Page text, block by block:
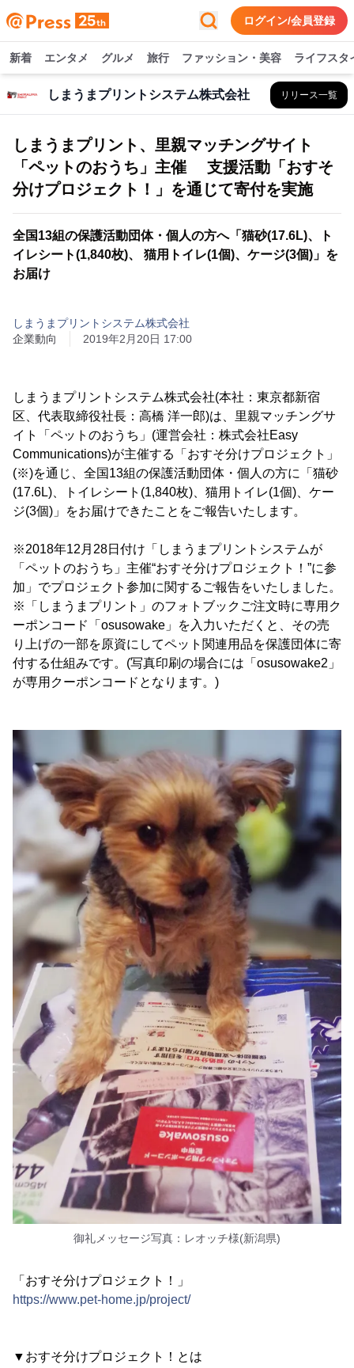
ログイン/会員登録
新着 エンタメ グルメ 旅行 ファッション・美容 ライフスタ
しまうまプリントシステム株式会社 リリース一覧
しまうまプリント、里親マッチングサイト
「ペットのおうち」主催 支援活動「おすそ
分けプロジェクト！」を通じて寄付を実施
全国13組の保護活動団体・個人の方へ「猫砂(17.6L)、ト
イレシート(1,840枚)、 猫用トイレ(1個)、ケージ(3個)」を
お届け
しまうまプリントシステム株式会社
企業動向
2019年2月20日 17:00
しまうまプリントシステム株式会社(本社：東京都新宿
区、代表取締役社長：高橋 洋一郎)は、里親マッチングサ
イト「ペットのおうち」(運営会社：株式会社Easy
Communications)が主催する「おすそ分けプロジェクト」
(※)を通じ、全国13組の保護活動団体・個人の方に「猫砂
(17.6L)、トイレシート(1,840枚)、猫用トイレ(1個)、ケー
ジ(3個)」をお届けできたことをご報告いたします。
※2018年12月28日付け「しまうまプリントシステムが
「ペットのおうち」主催“おすそ分けプロジェクト！”に参
加」でプロジェクト参加に関するご報告をいたしました。
※「しまうまプリント」のフォトブックご注文時に専用ク
ーポンコード「osusowake」を入力いただくと、その売
り上げの一部を原資にしてペット関連用品を保護団体に寄
付する仕組みです。(写真印刷の場合には「osusowake2」
が専用クーポンコードとなります。)
御礼メッセージ写真：レオッチ様(新潟県)
「おすそ分けプロジェクト！」
https://www.pet-home.jp/project/
▼おすそ分けプロジェクト！とは